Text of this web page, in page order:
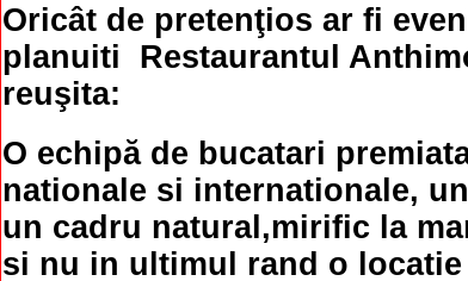
Oricât de pretenţios ar fi
planuiti Restaurantul
reuşita:
O echipă de bucatari
nationale si internationale,
un cadru natural,mirific la
si nu in ultimul rand o